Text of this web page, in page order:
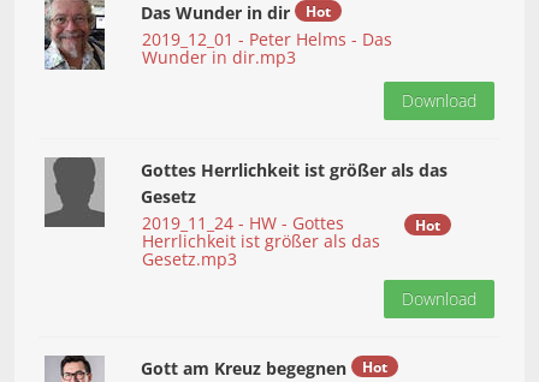
Das Wunder in dir
2019_12_01 - Peter Helms - Das
Wunder in dir.mp3
Hot
Download
Gottes Herrlichkeit ist größer als das
Gesetz
2019_11_24 - HW - Gottes
Herrlichkeit ist größer als das
Gesetz.mp3
Hot
Download
Gott am Kreuz begegnen
Hot